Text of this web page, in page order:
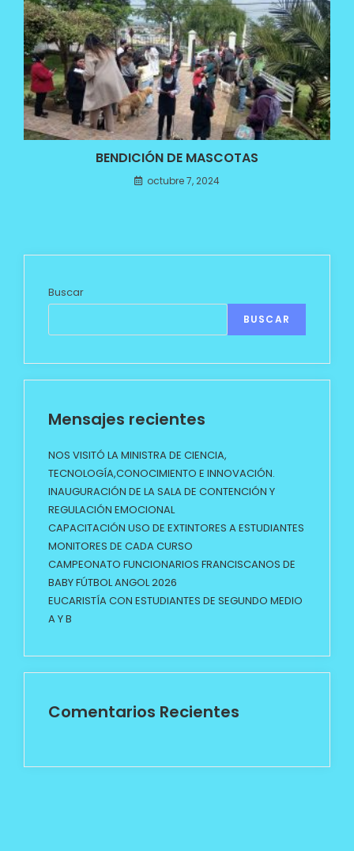
BENDICIÓN DE MASCOTAS
octubre 7, 2024
Buscar
BUSCAR
Mensajes recientes
NOS VISITÓ LA MINISTRA DE CIENCIA,
TECNOLOGÍA,CONOCIMIENTO E INNOVACIÓN.
INAUGURACIÓN DE LA SALA DE CONTENCIÓN Y
REGULACIÓN EMOCIONAL
CAPACITACIÓN USO DE EXTINTORES A ESTUDIANTES
MONITORES DE CADA CURSO
CAMPEONATO FUNCIONARIOS FRANCISCANOS DE
BABY FÚTBOL ANGOL 2026
EUCARISTÍA CON ESTUDIANTES DE SEGUNDO MEDIO
A Y B
Comentarios Recientes